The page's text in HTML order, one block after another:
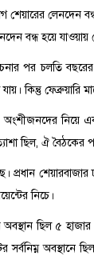
শেয়ারের লেনদেন
বন্ধ হয়ে
পর চলতি বছরের
যায়। কিন্তু
নিয়ে
ছিল, ঐ বৈঠকের
প্রধান
নিচে।
ছিল ৫
অবস্থানে